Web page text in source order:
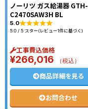
ノーリツ ガス給湯器 GTH-
C2470SAW3H BL
5.0
5.0 / 5 スター(レビュー1件に基づく)
工事費込価格
¥266,016 （税込）
商品詳細を見る
お問合わせ